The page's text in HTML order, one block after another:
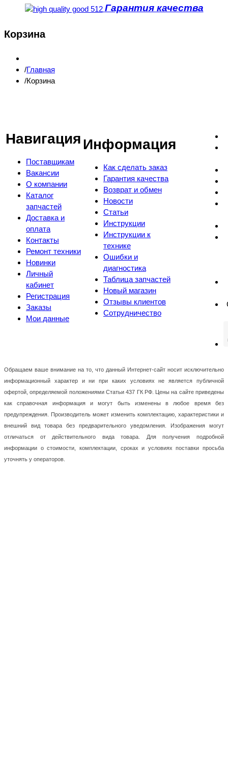
Гарантия качества
Корзина
Главная
Корзина
Навигация
Поставщикам
Вакансии
О компании
Каталог
запчастей
Доставка и
оплата
Контакты
Ремонт техники
Новинки
Личный
кабинет
Регистрация
Заказы
Мои данные
Информация
Как сделать заказ
Гарантия качества
Возврат и обмен
Новости
Статьи
Инструкции
Инструкции к
технике
Ошибки и
диагностика
Таблица запчастей
Новый магазин
Отзывы клиентов
Сотрудничество
Обращаем ваше внимание на то, что данный Интернет-сайт носит исключительно
информационный характер и ни при каких условиях не является публичной
офертой, определяемой положениями Статьи 437 ГК РФ. Цены на сайте приведены
как справочная информация и могут быть изменены в любое время без
предупреждения. Производитель может изменить комплектацию, характеристики и
внешний вид товара без предварительного уведомления. Изображения могут
отличаться от действительного вида товара. Для получения подробной
информации о стоимости, комплектации, сроках и условиях поставки просьба
уточнять у операторов.